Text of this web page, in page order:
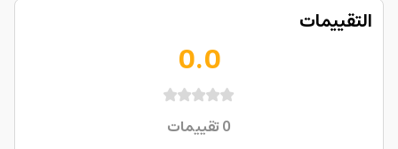
التقييمات
0.0
0تقييمات